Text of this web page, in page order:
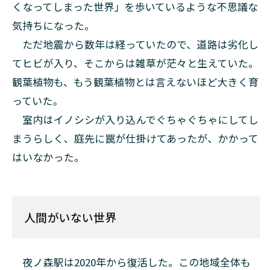
くなってしまった世界」を歩いているような不思議な
気持ちになった。
ただ地震から数年は経っていたので、道路は劣化し
てヒビが入り、そこからは雑草が茫々と生えていた。
観葉植物も、もう観葉植物とは言えないほど大きく育
っていた。
室内はイノシシが入り込んでぐちゃぐちゃにしてし
まうらしく、庭先に罠が仕掛けてあったが、かかって
はいなかった。
人間がいない世界
夜ノ森駅は2020年から復活した。この地域全体も